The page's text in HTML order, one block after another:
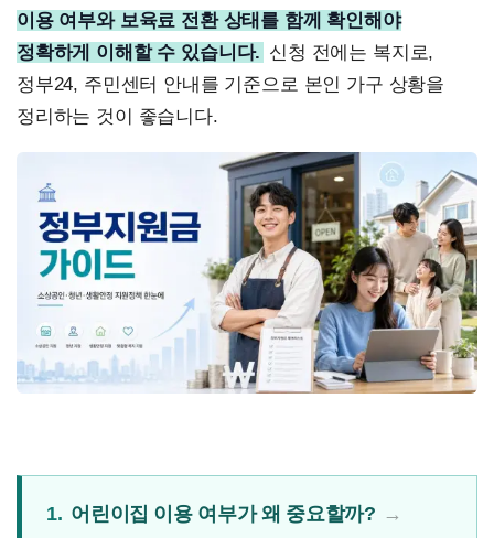
이용 여부와 보육료 전환 상태를 함께 확인해야
정확하게 이해할 수 있습니다. 신청 전에는 복지로,
정부24, 주민센터 안내를 기준으로 본인 가구 상황을
정리하는 것이 좋습니다.
1. 어린이집 이용 여부가 왜 중요할까?